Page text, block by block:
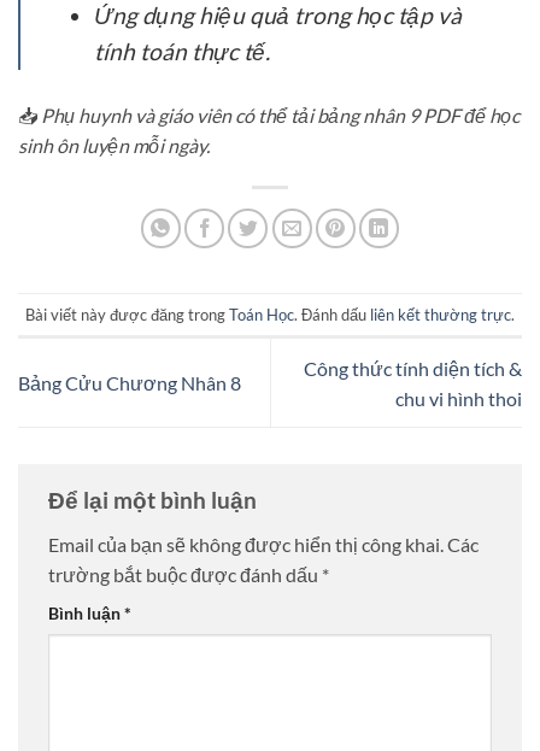
Ứng dụng hiệu quả trong học tập và
tính toán thực tế.
📥 Phụ huynh và giáo viên có thể tải bảng nhân 9 PDF để học
sinh ôn luyện mỗi ngày.
Bài viết này được đăng trongToán Học. Đánh dấu liên kết thường trực.
Bảng Cửu Chương Nhân 8
Công thức tính diện tích &
chu vi hình thoi
Để lại một bình luận
Email của bạn sẽ không được hiển thị công khai.Các
trường bắt buộc được đánh dấu *
Bình luận*